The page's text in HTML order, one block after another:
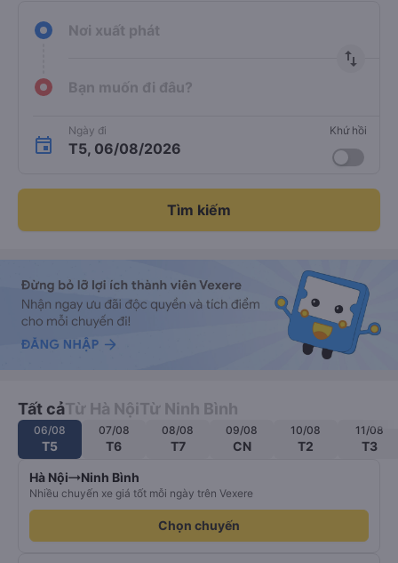
Nơi xuất phát
import_export
Bạn muốn đi đâu?
Ngày đi
T5, 06/08/2026
Khứ hồi
Tìm kiếm
Tất cảTừ Hà NộiTừ Ninh Bình
06/08
T5
07/08
T6
08/08
T7
09/08
CN
10/08
T2
11/08
T3
Hà Nội Ninh Bình
Nhiều chuyến xe giá tốt mỗi ngày trên Vexere
Chọn chuyến